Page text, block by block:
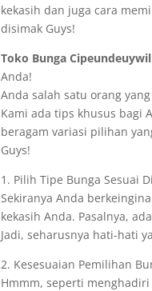
kekasih dan juga cara
disimak Guys!
Toko Bunga
Anda!
Anda salah satu orang
Kami ada tips khusus bagi
beragam variasi pilihan
Guys!
1. Pilih Tipe Bunga Sesuai
Sekiranya Anda
kekasih Anda. Pasalnya,
Jadi, seharusnya hati-hati
2. Kesesuaian Pemilihan
Hmmm, seperti